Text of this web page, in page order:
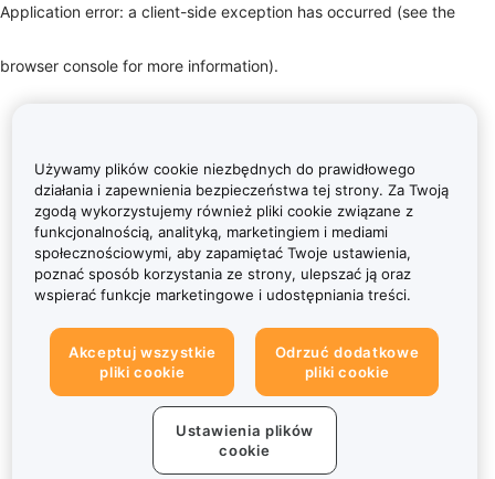
Application error: a client-side exception has occurred (see the
browser console for more information).
Używamy plików cookie niezbędnych do prawidłowego
działania i zapewnienia bezpieczeństwa tej strony. Za Twoją
zgodą wykorzystujemy również pliki cookie związane z
funkcjonalnością, analityką, marketingiem i mediami
społecznościowymi, aby zapamiętać Twoje ustawienia,
poznać sposób korzystania ze strony, ulepszać ją oraz
wspierać funkcje marketingowe i udostępniania treści.
Akceptuj wszystkie
pliki cookie
Odrzuć dodatkowe
pliki cookie
Ustawienia plików
cookie